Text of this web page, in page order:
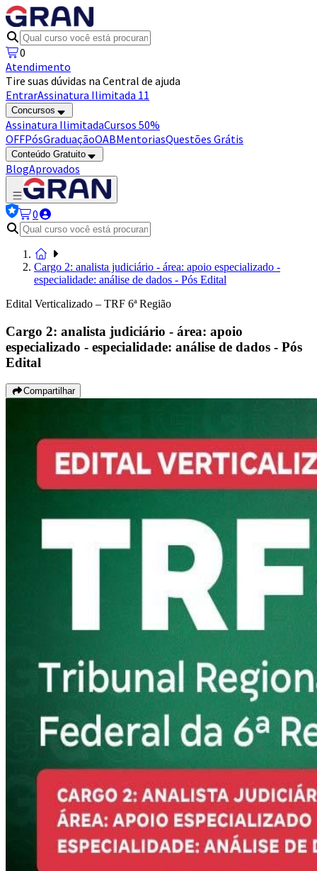
0
Atendimento
Tire suas dúvidas na Central de ajuda
EntrarAssinatura Ilimitada 11
Concursos
Assinatura IlimitadaCursos 50%
OFFPósGraduaçãoOABMentoriasQuestões Grátis
Conteúdo Gratuito
BlogAprovados
0
Cargo 2: analista judiciário - área: apoio especializado -
especialidade: análise de dados - Pós Edital
Edital Verticalizado – TRF 6ª Região
Cargo 2: analista judiciário - área: apoio
especializado - especialidade: análise de dados - Pós
Edital
Compartilhar